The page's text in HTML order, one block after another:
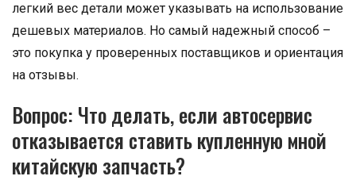
легкий вес детали может указывать на использование
дешевых материалов. Но самый надежный способ –
это покупка у проверенных поставщиков и ориентация
на отзывы.
Вопрос: Что делать, если автосервис
отказывается ставить купленную мной
китайскую запчасть?